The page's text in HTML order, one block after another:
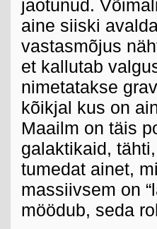
jaotunud.
aine siiski
vastasmõjus
et kallutab
nimetatakse
kõikjal kus on
Maailm on täis
galaktikaid,
tumedat ainet,
massiivsem on
möödub, seda